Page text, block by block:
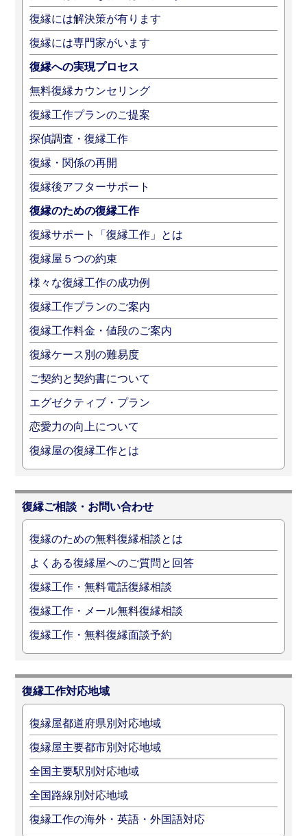
復縁には解決策が有ります
復縁には専門家がいます
復縁への実現プロセス
無料復縁カウンセリング
復縁工作プランのご提案
探偵調査・復縁工作
復縁・関係の再開
復縁後アフターサポート
復縁のための復縁工作
復縁サポート「復縁工作」とは
復縁屋５つの約束
様々な復縁工作の成功例
復縁工作プランのご案内
復縁工作料金・値段のご案内
復縁ケース別の難易度
ご契約と契約書について
エグゼクティブ・プラン
恋愛力の向上について
復縁屋の復縁工作とは
復縁ご相談・お問い合わせ
復縁のための無料復縁相談とは
よくある復縁屋へのご質問と回答
復縁工作・無料電話復縁相談
復縁工作・メール無料復縁相談
復縁工作・無料復縁面談予約
復縁工作対応地域
復縁屋都道府県別対応地域
復縁屋主要都市別対応地域
全国主要駅別対応地域
全国路線別対応地域
復縁工作の海外・英語・外国語対応